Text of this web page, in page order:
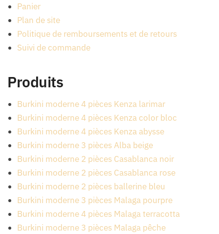
Panier
Plan de site
Politique de remboursements et de retours
Suivi de commande
Produits
Burkini moderne 4 pièces Kenza larimar
Burkini moderne 4 pièces Kenza color bloc
Burkini moderne 4 pièces Kenza abysse
Burkini moderne 3 pièces Alba beige
Burkini moderne 2 pièces Casablanca noir
Burkini moderne 2 pièces Casablanca rose
Burkini moderne 2 pièces ballerine bleu
Burkini moderne 3 pièces Malaga pourpre
Burkini moderne 4 pièces Malaga terracotta
Burkini moderne 3 pièces Malaga pêche